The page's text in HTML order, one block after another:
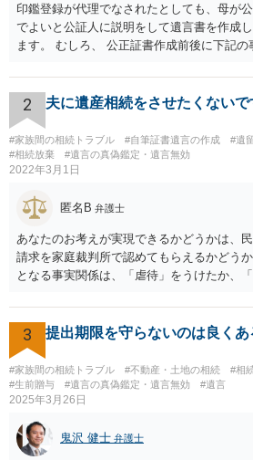
印鑑登録が代理でなされたとしても、母が
でよいと公証人に説明をして遺言書を作成
ます。 むしろ、 公正証書作成前後に下記
月に携帯が新しくなった母からの第一声は
「面会に来てくれ」で、長男に聞くと「面
話の使い方を教える為に会っている」「母
電話が切れました。その後の電話でも「食
にチップが埋められている」等、おかしか
録、介護認定の資料、介護記録を取得して
2 夫に遺産相続をさせたくないで
#家族間の相続トラブル #自筆証書遺言の作成 #遺
#相続放棄
#遺言の真偽鑑定・遺言無効
2022年3月1日
匿名B 弁護士
あなたのお考えが実現できるかどうかは、
請求を家庭裁判所で認めてもらえるかどう
となる事実関係は、「虐待」をうけたか、
「廃除」は遺言でも可能です（民法８９３
情を話して相談して、「廃除」が可能か、
とをお勧めします。
3 提出期限を守らないのは良くあ
#家族間の相続トラブル #不動産・土地の相続
#相
#生前贈与
#遺言の真偽鑑定・遺言無効 #遺言
2025年3月26日
鬼沢 健士 弁護士